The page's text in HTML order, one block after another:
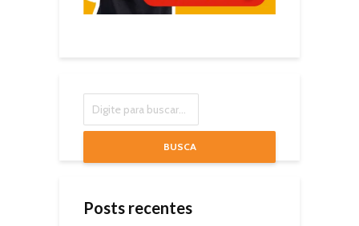
BUSCA
Posts recentes